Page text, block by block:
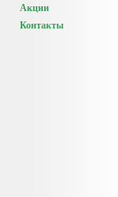
Акции
Контакты